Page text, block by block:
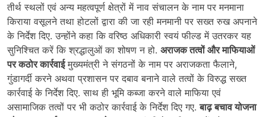
तीर्थ स्थलों एवं अन्य महत्वपूर्ण क्षेत्रों में नाव संचालन के नाम पर मनमाना
किराया वसूलने तथा होटलों द्वारा की जा रही मनमानी पर सख्त रुख अपनाने
के निर्देश दिए. उन्होंने कहा कि वरिष्ठ अधिकारी स्वयं फील्ड में उतरकर यह
सुनिश्चित करें कि श्रद्धालुओं का शोषण न हो. अराजक तत्वों और माफियाओं
पर कठोर कार्रवाईमुख्यमंत्री ने संगठनों के नाम पर अराजकता फैलाने,
गुंडागर्दी करने अथवा प्रशासन पर दबाव बनाने वाले तत्वों के विरुद्ध सख्त
कार्रवाई के निर्देश दिए. साथ ही भूमि कब्जा करने वाले माफिया एवं
असामाजिक तत्वों पर भी कठोर कार्रवाई के निर्देश दिए गए.बाढ़ बचाव योजना